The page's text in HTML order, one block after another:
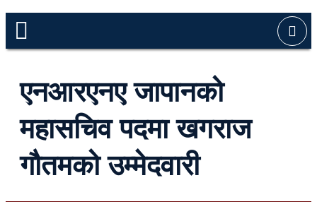
एनआरएनए जापानको
महासचिव पदमा खगराज
गौतमको उम्मेदवारी